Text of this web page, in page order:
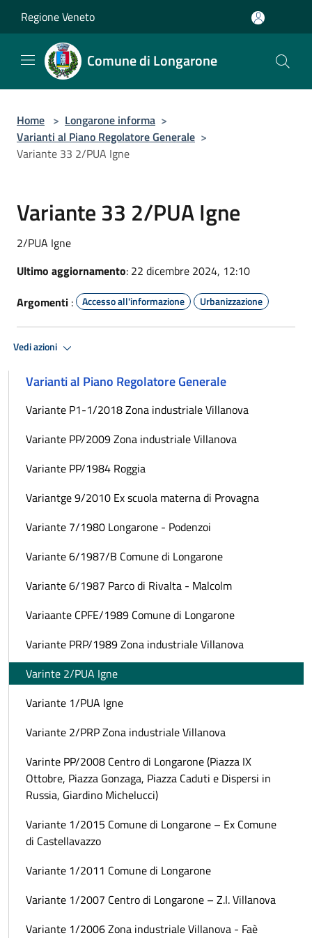
Regione Veneto
Comune di Longarone
Home > Longarone informa >
Varianti al Piano Regolatore Generale >
Variante 33 2/PUA Igne
Variante 33 2/PUA Igne
2/PUA Igne
Ultimo aggiornamento: 22 dicembre 2024, 12:10
Argomenti : Accesso all'informazione Urbanizzazione
Vedi azioni
Varianti al Piano Regolatore Generale
Variante P1-1/2018 Zona industriale Villanova
Variante PP/2009 Zona industriale Villanova
Variante PP/1984 Roggia
Variantge 9/2010 Ex scuola materna di Provagna
Variante 7/1980 Longarone - Podenzoi
Variante 6/1987/B Comune di Longarone
Variante 6/1987 Parco di Rivalta - Malcolm
Variaante CPFE/1989 Comune di Longarone
Variante PRP/1989 Zona industriale Villanova
Varinte 2/PUA Igne
Variante 1/PUA Igne
Variante 2/PRP Zona industriale Villanova
Varinte PP/2008 Centro di Longarone (Piazza IX
Ottobre, Piazza Gonzaga, Piazza Caduti e Dispersi in
Russia, Giardino Michelucci)
Variante 1/2015 Comune di Longarone – Ex Comune
di Castellavazzo
Variante 1/2011 Comune di Longarone
Variante 1/2007 Centro di Longarone – Z.I. Villanova
Variante 1/2006 Zona industriale Villanova - Faè